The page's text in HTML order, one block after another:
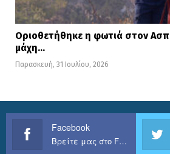
Οριοθετήθηκε η φωτιά στον
μάχη…
Παρασκευή, 31 Ιουλίου, 2026
Facebook
Βρείτε μας στο Facebook